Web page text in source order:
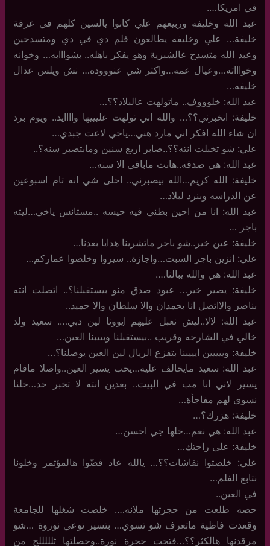
في امريكا….
عبد الله وخليفه وربيعهم علي كانوا يالسين كلهم في غرفة
خليفة… علي وخليفه يطالعون فلم دي في دي ومتسدحين
وعبد الله متسدح عالشبرية وهو يفكر باهله.. بشوااابه… وخوانه
وخواااته…وعيال عمه…واكثر شي عنوووده… نش ويلس عدال
خليفه…
عبد الله: خلوووف.. ماتولهت عالبلاد؟؟…
خليفة: اتخبرني؟؟… والله اني تولهت عليييها واااايد.. ويوم برد
ان شاء الله افكر اني مارد هني…ياخي لاعت جبدي…
علي: شو تخبلت انته؟؟..صابر اربع سنين ومابتصبر سنه؟..
عبد الله: هي صدقه..هانت ماباقي الا سنه…
خليفة: الله كريم…الله بيصبرني.. احلى شي انه تام اسبوعين
عن الدراسه وبنرد لبلاد…
عبد الله: انا من احين بطني فيه حيسه ..مستانس ياخي…ليته
باجر …
خليفة: عين خير..شو باجر ماتشرينا هدايا بعدنا…
علي: انزين باجر السبت…واجازة.. سيروا وخلصوا عماركم…
عبد الله: هي والله يبالنا….
خليفة: يصير خير… عبود صدق منو بيستقبلنا؟.. اتصلت انته
بناصر والااتصل انا بحمدان والا سلطان والا حميد..
عبد الله: لالا..ليش نعبل عليهم ايوونا لين دبي…. سعيد ولد
خالي في الشارجه وقريب ..بيستقبلنا وبييبنا العين…
خليفة: وييييين ايييبنا بتفزع الريال لين العين يوصلنا؟…
عبد الله: سعيد مايخالف عليه…يحب يسير العين..واصلا ماقام
يسير لاني انا مب في البيت.. بعدين انته لا تخبر حد…خلنا
نسوي لهم مفاجأة…
خليفة: هزرك؟…
عبد الله: هي نعم…خلها جي احسن…
خليفة: على راحتك…
علي: خلصتوا نقاشات؟؟… يالله عاد فضّوا هالمؤتمر وخلونا
نتابع الفلم…
في العين..
حصه طلعت من حجرتها ملانه…. خلصت شغلها للجامعة
وقعدت فاظية ماتعرف شو تسوي… بتسير توعي نوروة …شو
مرقدنها هالكثر؟؟…فتحت حجرة نورة..وحصلتها ثلللللج من